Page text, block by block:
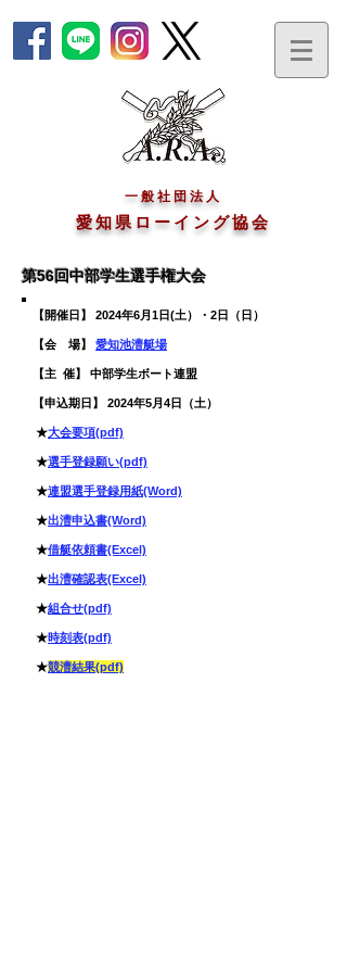
一般社団法人
愛知県ローイング協会
第56回中部学生選手権大会
【開催日】 2024年6月1日(土）・2日（日）
【会 場】 愛知池漕艇場
​【主 催】 中部学生ボート連盟
​【申込期日】 2024年5月4日（土）
★大会要項(pdf)
★選手登録願い(pdf)
★連盟選手登録用紙(Word)
★出漕申込書(Word)
★借艇依頼書(Excel)
★出漕確認表(Excel)
★組合せ​(pdf)
★時刻表​(pdf)
★競漕結果(pdf)